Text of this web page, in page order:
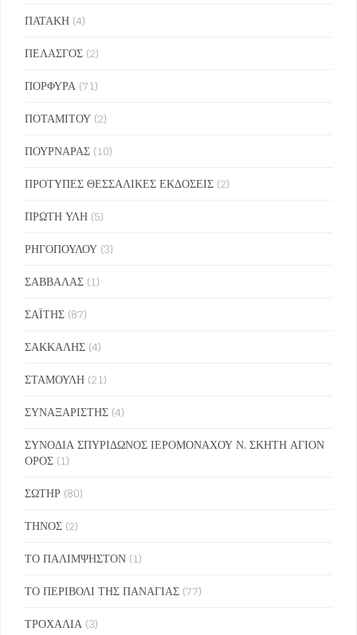
ΠΑΤΑΚΗ (4)
ΠΕΛΑΣΓΟΣ (2)
ΠΟΡΦΥΡΑ (71)
ΠΟΤΑΜΙΤΟΥ (2)
ΠΟΥΡΝΑΡΑΣ (10)
ΠΡΟΤΥΠΕΣ ΘΕΣΣΑΛΙΚΕΣ ΕΚΔΟΣΕΙΣ (2)
ΠΡΩΤΗ ΥΛΗ (5)
ΡΗΓΟΠΟΥΛΟΥ (3)
ΣΑΒΒΑΛΑΣ (1)
ΣΑΪΤΗΣ (87)
ΣΑΚΚΑΛΗΣ (4)
ΣΤΑΜΟΥΛΗ (21)
ΣΥΝΑΞΑΡΙΣΤΗΣ (4)
ΣΥΝΟΔΙΑ ΣΠΥΡΙΔΩΝΟΣ ΙΕΡΟΜΟΝΑΧΟΥ Ν. ΣΚΗΤΗ ΑΓΙΟΝ
ΟΡΟΣ (1)
ΣΩΤΗΡ (80)
ΤΗΝΟΣ (2)
ΤΟ ΠΑΛΙΜΨΗΣΤΟΝ (1)
ΤΟ ΠΕΡΙΒΟΛΙ ΤΗΣ ΠΑΝΑΓΙΑΣ (77)
ΤΡΟΧΑΛΙΑ (3)